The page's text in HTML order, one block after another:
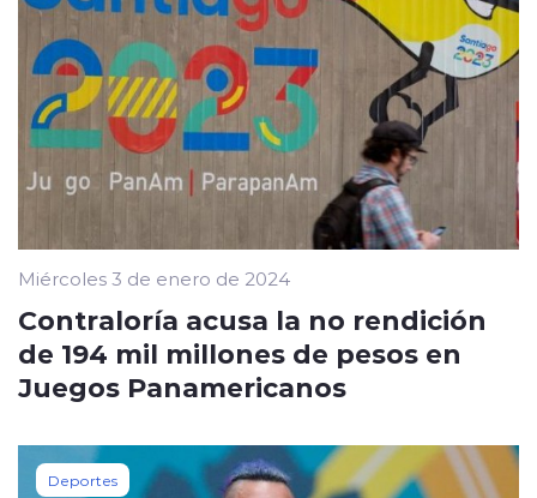
Miércoles 3 de enero de 2024
Contraloría acusa la no rendición
de 194 mil millones de pesos en
Juegos Panamericanos
Deportes